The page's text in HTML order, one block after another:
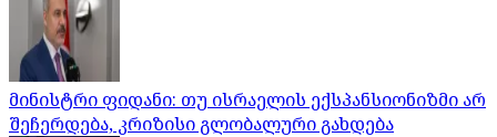
მინისტრი ფიდანი: თუ ისრაელის ექსპანსიონიზმი არ
შეჩერდება, კრიზისი გლობალური გახდება